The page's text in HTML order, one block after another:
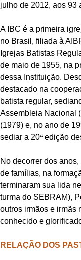
julho de 2012, aos 93
A IBC é a primeira
no Brasil, filiada à
Igrejas Batistas
de maio de 1955, na
dessa Instituição.
destacado na
batista regular,
Assembleia Nacional
(1979) e, no ano de
sediar a 20ª edição
No decorrer dos
de famílias, na
terminaram sua lida
turma do SEBRAM),
outros irmãos e irmãs
conhecido e
RELAÇÃO DOS